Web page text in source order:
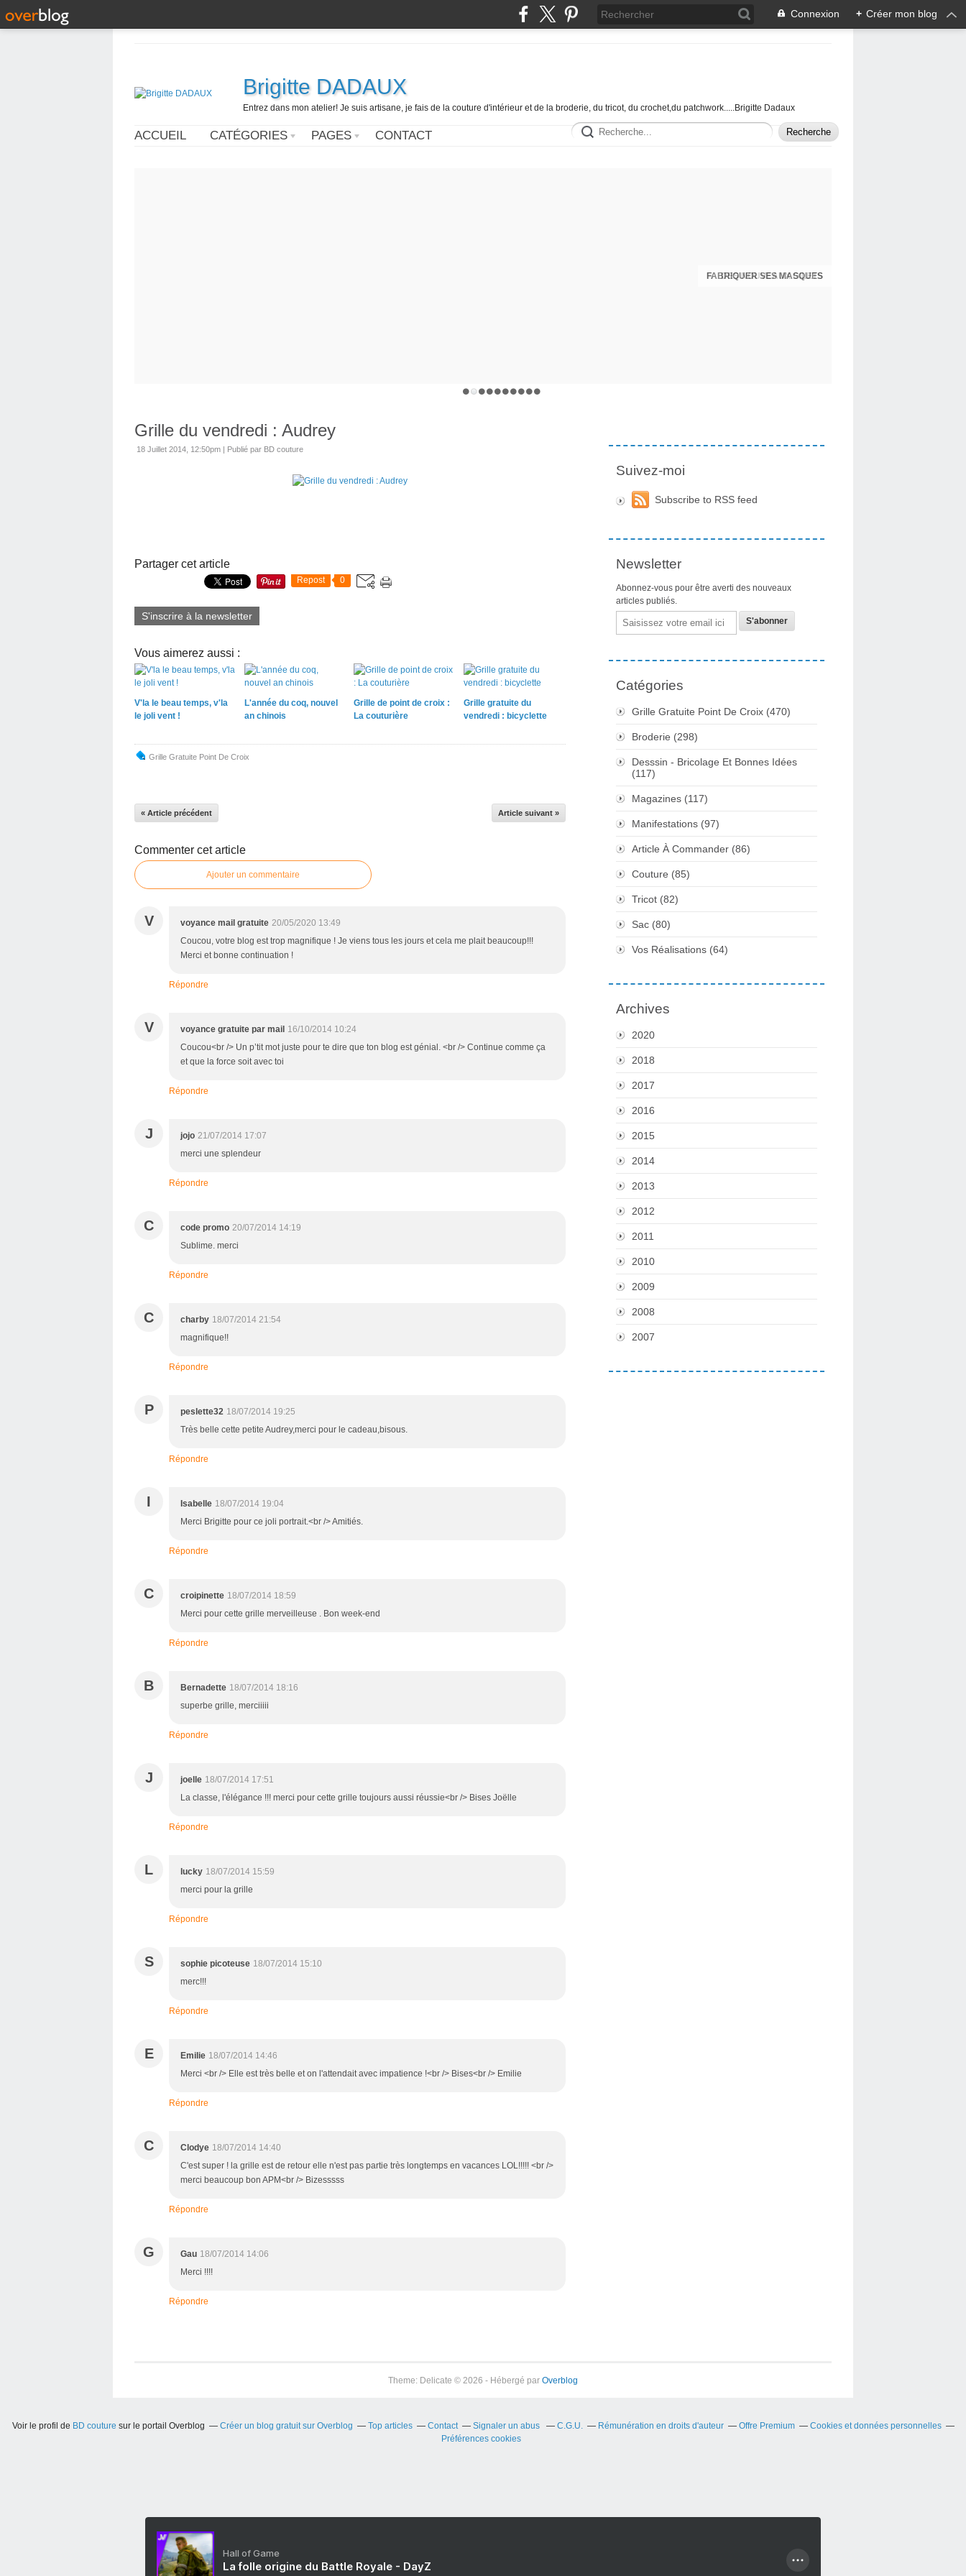
Connexion + Créer mon blog
Brigitte DADAUX
Entrez dans mon atelier! Je suis artisane, je fais de la couture d'intérieur et de la broderie, du tricot, du crochet,du patchwork.....Brigitte Dadaux
ACCUEIL CATÉGORIES PAGES CONTACT
DES NOUVEAUX GILETS
Grille du vendredi : Audrey
18 Juillet 2014, 12:50pm | Publié par BD couture
Partager cet article
Repost 0
S'inscrire à la newsletter
Vous aimerez aussi :
V'la le beau temps, v'la
le joli vent !
L'année du coq, nouvel
an chinois
Grille de point de croix :
La couturière
Grille gratuite du
vendredi : bicyclette
Grille Gratuite Point De Croix
« Article précédent Article suivant »
Commenter cet article
Ajouter un commentaire
V voyance mail gratuite 20/05/2020 13:49
Coucou, votre blog est trop magnifique ! Je viens tous les jours et cela me plait beaucoup!!!
Merci et bonne continuation !
Répondre
V voyance gratuite par mail 16/10/2014 10:24
Coucou<br /> Un p’tit mot juste pour te dire que ton blog est génial. <br /> Continue comme ça
et que la force soit avec toi
Répondre
J jojo 21/07/2014 17:07
merci une splendeur
Répondre
C code promo 20/07/2014 14:19
Sublime. merci
Répondre
C charby 18/07/2014 21:54
magnifique!!
Répondre
P peslette32 18/07/2014 19:25
Très belle cette petite Audrey,merci pour le cadeau,bisous.
Répondre
I Isabelle 18/07/2014 19:04
Merci Brigitte pour ce joli portrait.<br /> Amitiés.
Répondre
C croipinette 18/07/2014 18:59
Merci pour cette grille merveilleuse . Bon week-end
Répondre
B Bernadette 18/07/2014 18:16
superbe grille, merciiiii
Répondre
J joelle 18/07/2014 17:51
La classe, l'élégance !!! merci pour cette grille toujours aussi réussie<br /> Bises Joëlle
Répondre
L lucky 18/07/2014 15:59
merci pour la grille
Répondre
S sophie picoteuse 18/07/2014 15:10
merc!!!
Répondre
E Emilie 18/07/2014 14:46
Merci <br /> Elle est très belle et on l'attendait avec impatience !<br /> Bises<br /> Emilie
Répondre
C Clodye 18/07/2014 14:40
C'est super ! la grille est de retour elle n'est pas partie très longtemps en vacances LOL!!!!! <br />
merci beaucoup bon APM<br /> Bizesssss
Répondre
G Gau 18/07/2014 14:06
Merci !!!!
Répondre
Suivez-moi
Subscribe to RSS feed
Newsletter
Abonnez-vous pour être averti des nouveaux
articles publiés.
Email
Catégories
Grille Gratuite Point De Croix (470)
Broderie (298)
Desssin - Bricolage Et Bonnes Idées
(117)
Magazines (117)
Manifestations (97)
Article À Commander (86)
Couture (85)
Tricot (82)
Sac (80)
Vos Réalisations (64)
Archives
2020
2018
2017
2016
2015
2014
2013
2012
2011
2010
2009
2008
2007
Theme: Delicate © 2026 - Hébergé par Overblog
Voir le profil de BD couture sur le portail Overblog Créer un blog gratuit sur Overblog Top articles Contact Signaler un abus C.G.U. Rémunération en droits d'auteur Offre Premium
Cookies et données personnelles
Préférences cookies
Hall of Game
La folle origine du Battle Royale - DayZ